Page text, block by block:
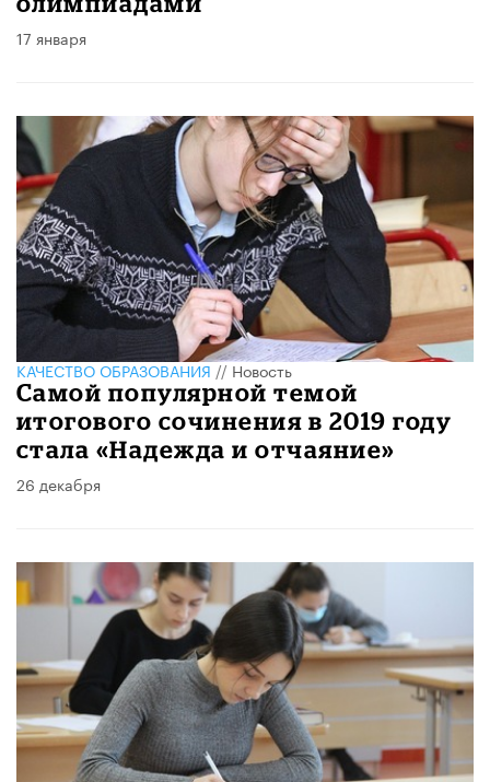
17 января
КАЧЕСТВО ОБРАЗОВАНИЯ//Новость
Самой популярной темой
итогового сочинения в 2019 году
стала «Надежда и отчаяние»
26 декабря